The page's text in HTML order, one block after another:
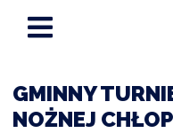
GMINNY
NOŻNEJ